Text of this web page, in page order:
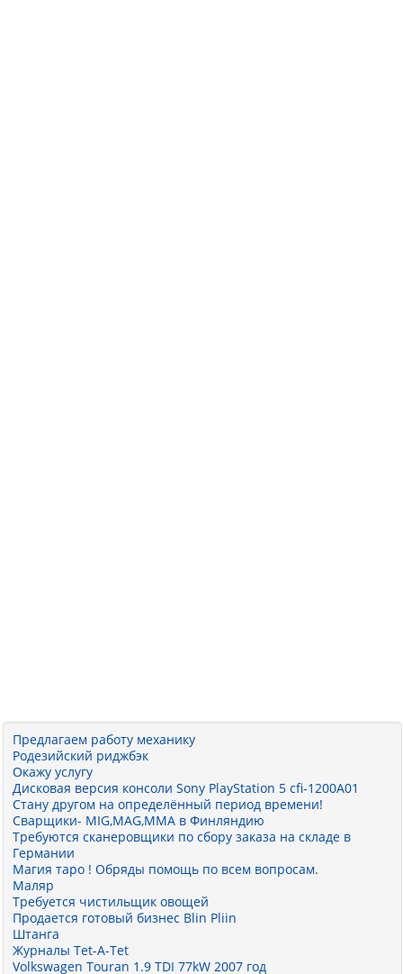
Предлагаем работу механику
Родезийский риджбэк
Окажу услугу
Дисковая версия консоли Sony PlayStation 5 cfi-1200A01
Стану другом на определённый период времени!
Сварщики- MIG,MAG,MMA в Финляндию
Требуются сканеровщики по сбору заказа на складе в
Германии
Магия таро ! Обряды помощь по всем вопросам.
Маляр
Требуется чистильщик овощей
Продается готовый бизнес Blin Pliin
Штанга
Журналы Tet-A-Tet
Volkswagen Touran 1.9 TDI 77kW 2007 год